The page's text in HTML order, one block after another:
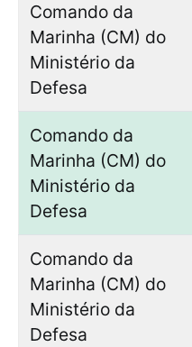
Comando da
Marinha (CM) do
Ministério da
Defesa
Comando da
Marinha (CM) do
Ministério da
Defesa
Comando da
Marinha (CM) do
Ministério da
Defesa